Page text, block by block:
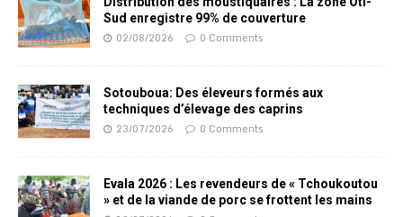
Sud enregistre 99% de couverture
02/08/2026 0 Comments
Sotouboua: Des éleveurs formés aux
techniques d’élevage des caprins
23/07/2026 0 Comments
Evala 2026 : Les revendeurs de « Tchoukoutou
» et de la viande de porc se frottent les mains